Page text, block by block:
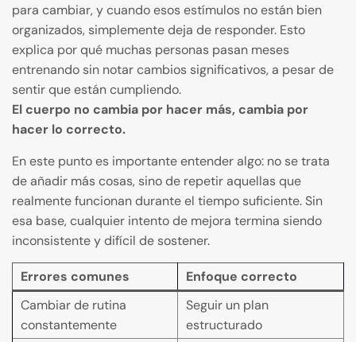
para cambiar, y cuando esos estímulos no están bien
organizados, simplemente deja de responder. Esto
explica por qué muchas personas pasan meses
entrenando sin notar cambios significativos, a pesar de
sentir que están cumpliendo.
El cuerpo no cambia por hacer más, cambia por
hacer lo correcto.
En este punto es importante entender algo: no se trata
de añadir más cosas, sino de repetir aquellas que
realmente funcionan durante el tiempo suficiente. Sin
esa base, cualquier intento de mejora termina siendo
inconsistente y difícil de sostener.
Errores comunes
Enfoque correcto
Cambiar de rutina
constantemente
Seguir un plan
estructurado